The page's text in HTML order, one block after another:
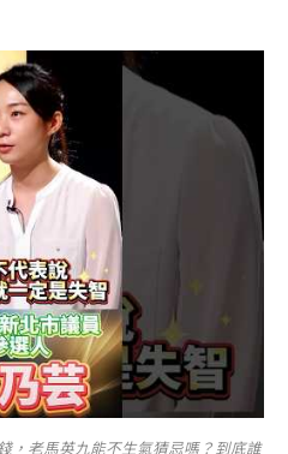
，老馬英九能不生氣猜忌嗎？到底誰